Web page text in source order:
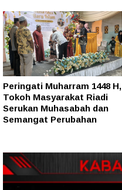
Peringati Muharram 1448 H,
Tokoh Masyarakat Riadi
Serukan Muhasabah dan
Semangat Perubahan